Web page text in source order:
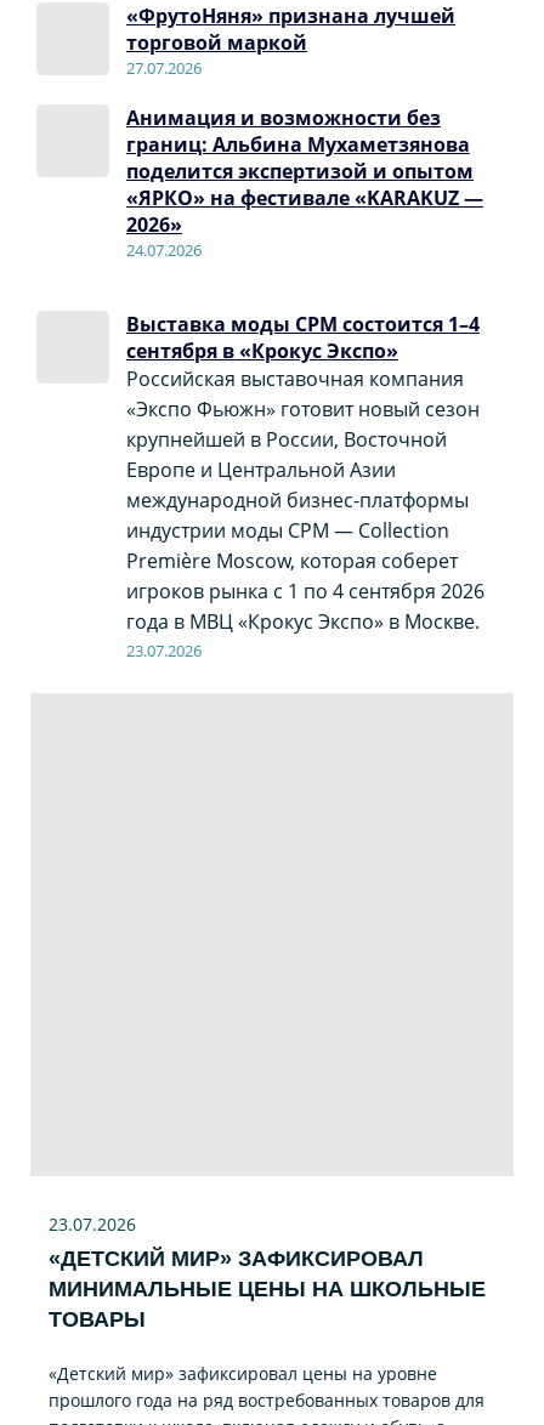
«ФрутоНяня» признана лучшей
торговой маркой
27.07.2026
Анимация и возможности без
границ: Альбина Мухаметзянова
поделится экспертизой и опытом
«ЯРКО» на фестивале «KARAKUZ —
2026»
24.07.2026
Выставка моды CPM состоится 1–4
сентября в «Крокус Экспо»
Российская выставочная компания
«Экспо Фьюжн» готовит новый сезон
крупнейшей в России, Восточной
Европе и Центральной Азии
международной бизнес-платформы
индустрии моды CPM — Collection
Première Moscow, которая соберет
игроков рынка с 1 по 4 сентября 2026
года в МВЦ «Крокус Экспо» в Москве.
23.07.2026
23.07.2026
«ДЕТСКИЙ МИР» ЗАФИКСИРОВАЛ
МИНИМАЛЬНЫЕ ЦЕНЫ НА ШКОЛЬНЫЕ
ТОВАРЫ
«Детский мир» зафиксировал цены на уровне
прошлого года на ряд востребованных товаров для